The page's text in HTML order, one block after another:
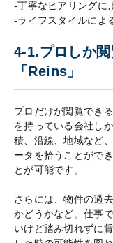
-丁寧なヒアリングに
-ライフスタイルによ
4-1.プロしか
「Reins」
プロだけが閲覧でき
を持っている会社し
積、沿線、地域など
ータを拾うことがで
とが可能です。
さらには、物件の過
かどうかなど。仕事
いけど踏み切れずに